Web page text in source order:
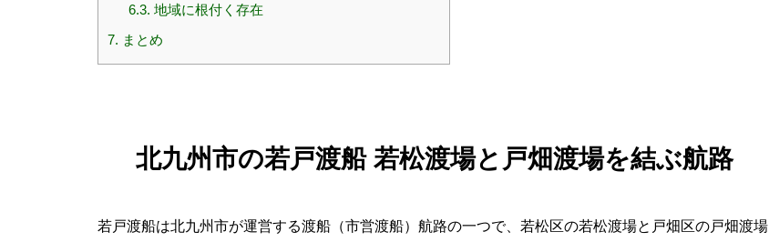
6.3. 地域に根付く存在
7. まとめ
北九州市の若戸渡船 若松渡場と戸畑渡場を結ぶ航路
若戸渡船は北九州市が運営する渡船（市営渡船）航路の一つで、若松区の若松渡場と戸畑区の戸畑渡場